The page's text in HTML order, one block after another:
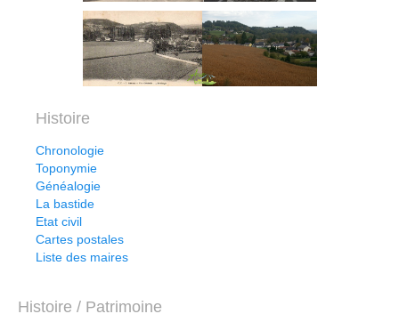
Histoire
Chronologie
Toponymie
Généalogie
La bastide
Etat civil
Cartes postales
Liste des maires
Histoire / Patrimoine